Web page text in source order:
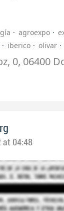
agroexpo
iberico olivar
0, 06400
at 04:48